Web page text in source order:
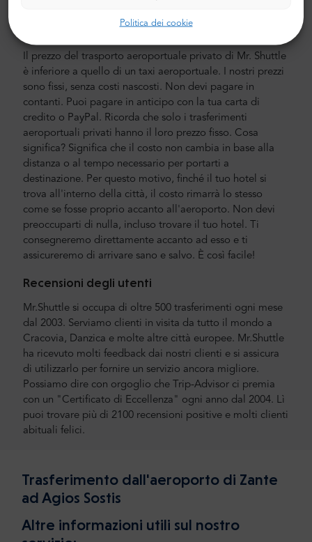
Politica dei cookie
Costo del trasferimento in aeroporto e città
Il prezzo del trasporto aeroportuale privato di Mr. Shuttle
è inferiore a quello di un taxi aeroportuale. I nostri prezzi
sono fissi, senza costi nascosti. Non devi pagare in
contanti. Puoi pagare in anticipo con la tua carta di
credito o PayPal. Ricorda che solo i trasferimenti
aeroportuali privati hanno il loro prezzo fisso. Cosa
significa? Significa che il costo non cambia in base alla
distanza o al tempo necessario per portarti a
destinazione. Per questo motivo, finché il tuo hotel si
trova all'interno della città, il costo rimarrà lo stesso
come se fosse proprio accanto all'aeroporto. Non devi
preoccuparti di nulla, incluso trovare il tuo hotel. Ti
consegneremo direttamente accanto ad esso e ti
assicureremo di arrivare sano e salvo. È così facile!
Recensioni degli utenti
Mr.Shuttle si occupa di oltre 500 trasferimenti ogni mese
dal 2003. Serviamo clienti in visita da tutto il mondo a
Cracovia, Danzica e molte altre città europee. Mr.Shuttle
ha ricevuto molti feedback dai nostri clienti e si assicura
di utilizzarlo per fornire un servizio ancora migliore.
Possiamo dire con orgoglio che Trip-Advisor ci premia
con un "Certificato di Eccellenza" ogni anno dal 2004. Lì
puoi trovare più di 2100 recensioni positive e molti clienti
abituali felici.
Trasferimento dall'aeroporto di Zante
ad Agios Sostis
Altre informazioni utili sul nostro